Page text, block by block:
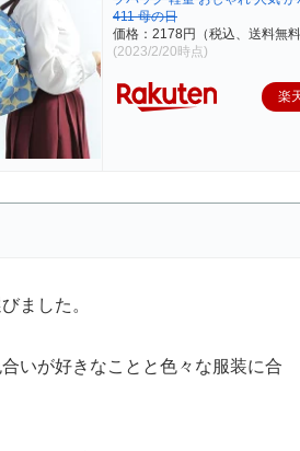
411 母の日
価格：2178円（税込、送料無
(2023/2/20時点)
楽
ました。
いが好きなことと色々な服装に合